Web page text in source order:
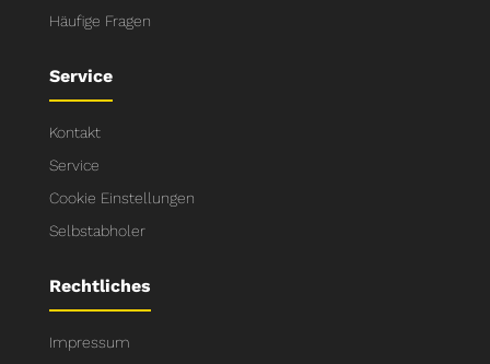
Häufige Fragen
Service
Kontakt
Service
Cookie Einstellungen
Selbstabholer
Rechtliches
Impressum